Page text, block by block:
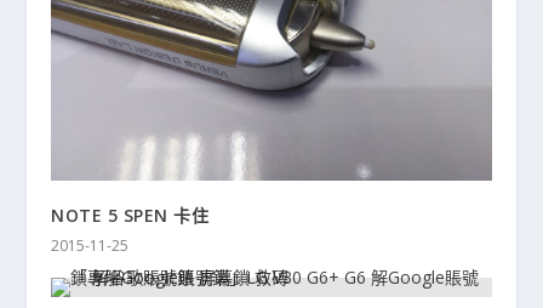
NOTE 5 SPEN 卡住
2015-11-25